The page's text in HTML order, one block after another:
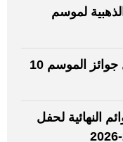
لموسم
«رابطة المحترفين» تنظم حفل جوائز الموسم 10
النهائية لحفل